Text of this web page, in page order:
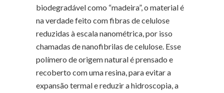
biodegradável como “madeira”, o material é
na verdade feito com fibras de celulose
reduzidas à escala nanométrica, por isso
chamadas de nanofibrilas de celulose. Esse
polímero de origem natural é prensado e
recoberto com uma resina, para evitar a
expansão termal e reduzir a hidroscopia, a